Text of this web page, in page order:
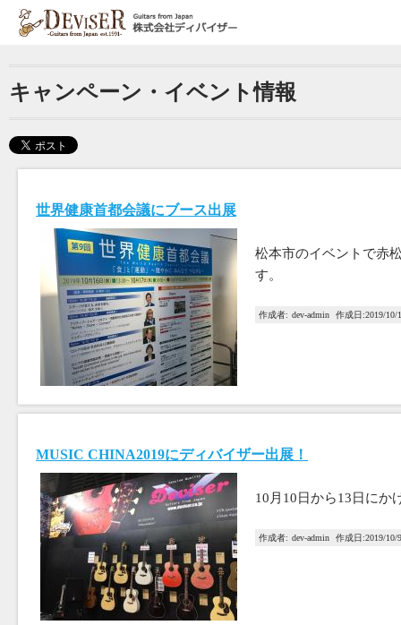
Jump to navigation
現
地
キャンペーン・イベント情報
世界健康首都会議にブース出展
松本市のイベントで赤
す。
作成者: dev-admin 作成日:2019/10/
MUSIC CHINA2019にディバイザー出展！
10月10日から13日にか
作成者: dev-admin 作成日:2019/10/